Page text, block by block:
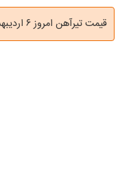
قیمت تیرآهن امروز ۶ اردیبهشت ۱۴۰۵ اعلام شد.